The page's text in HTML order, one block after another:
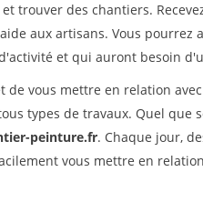
trouver des chantiers.
aux artisans. Vous pourrez
et qui auront besoin
de vous mettre en relation
types de travaux. Quel que
peinture.fr. Chaque jour,
vous mettre en